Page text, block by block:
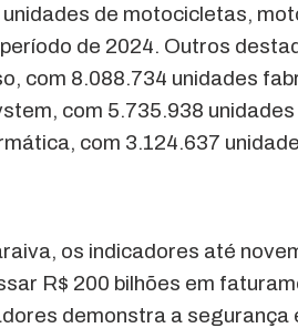
de motocicletas,
de 2024. Outros
com 8.088.734 unidades
com 5.735.938
com 3.124.637
os indicadores até
R$ 200 bilhões em
demonstra a segurança